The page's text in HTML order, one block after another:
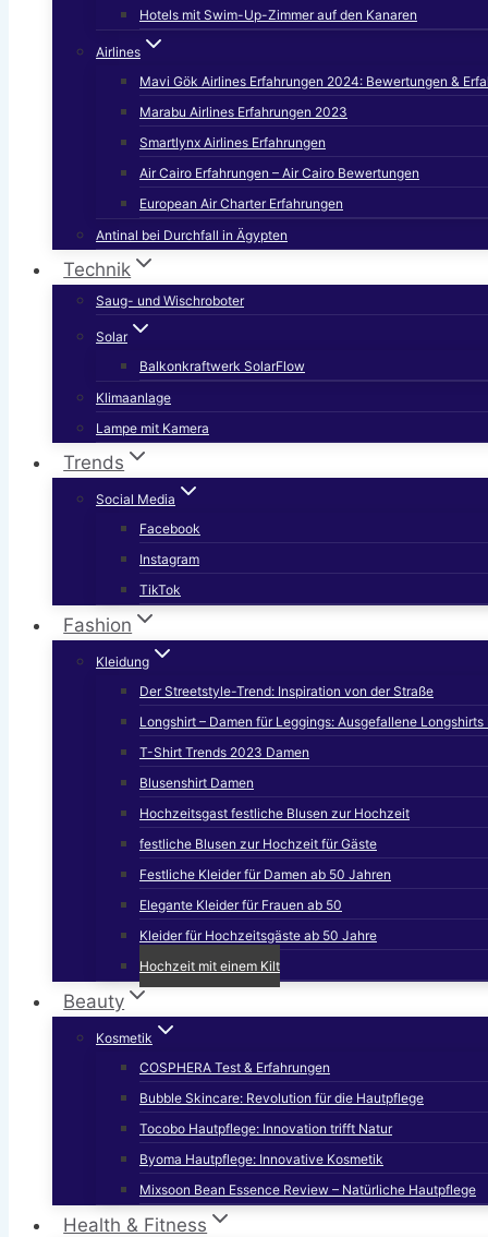
Hotels mit Swim-Up-Zimmer auf den Kanaren
Airlines
Mavi Gök Airlines Erfahrungen 2024: Bewertungen &
Marabu Airlines Erfahrungen 2023
Smartlynx Airlines Erfahrungen
Air Cairo Erfahrungen – Air Cairo Bewertungen
European Air Charter Erfahrungen
Antinal bei Durchfall in Ägypten
Technik
Saug- und Wischroboter
Solar
Balkonkraftwerk SolarFlow
Klimaanlage
Lampe mit Kamera
Trends
Social Media
Facebook
Instagram
TikTok
Fashion
Kleidung
Der Streetstyle-Trend: Inspiration von der Straße
Longshirt – Damen für Leggings: Ausgefallene
T-Shirt Trends 2023 Damen
Blusenshirt Damen
Hochzeitsgast festliche Blusen zur Hochzeit
festliche Blusen zur Hochzeit für Gäste
Festliche Kleider für Damen ab 50 Jahren
Elegante Kleider für Frauen ab 50
Kleider für Hochzeitsgäste ab 50 Jahre
Hochzeit mit einem Kilt
Beauty
Kosmetik
COSPHERA Test & Erfahrungen
Bubble Skincare: Revolution für die Hautpflege
Tocobo Hautpflege: Innovation trifft Natur
Byoma Hautpflege: Innovative Kosmetik
Mixsoon Bean Essence Review – Natürliche Hautpflege
Health & Fitness